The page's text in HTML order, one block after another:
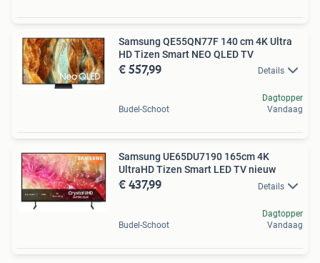
Samsung QE55QN77F 140 cm 4K Ultra
HD Tizen Smart NEO QLED TV
€ 557,99 Details
Budel-Schoot
Dagtopper
Vandaag
Samsung UE65DU7190 165cm 4K
UltraHD Tizen Smart LED TV nieuw
€ 437,99 Details
Budel-Schoot
Dagtopper
Vandaag